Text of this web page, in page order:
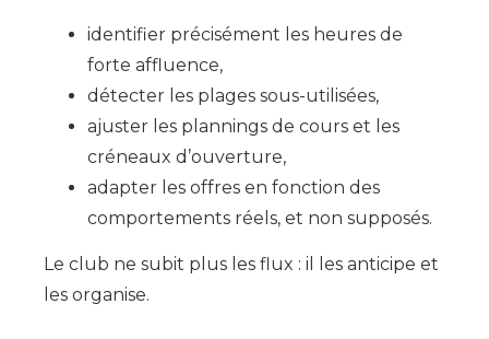
identifier précisément les heures de
forte affluence,
détecter les plages sous-utilisées,
ajuster les plannings de cours et les
créneaux d’ouverture,
adapter les offres en fonction des
comportements réels, et non supposés.
Le club ne subit plus les flux : il les anticipe et
les organise.